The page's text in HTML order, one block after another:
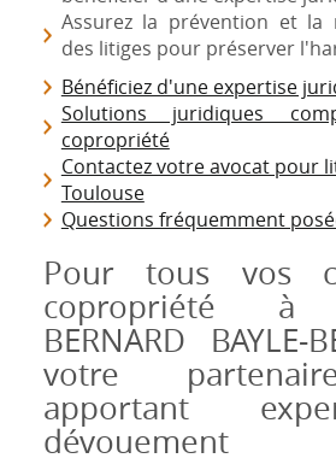
Assurez la prévention et la
des litiges pour préserver
Bénéficiez d'une expertise
Solutions juridiques
copropriété
Contactez votre avocat pour
Toulouse
Questions fréquemment
Pour tous vos
copropriété à
BERNARD BAYLE-
votre
apportant
dévouement